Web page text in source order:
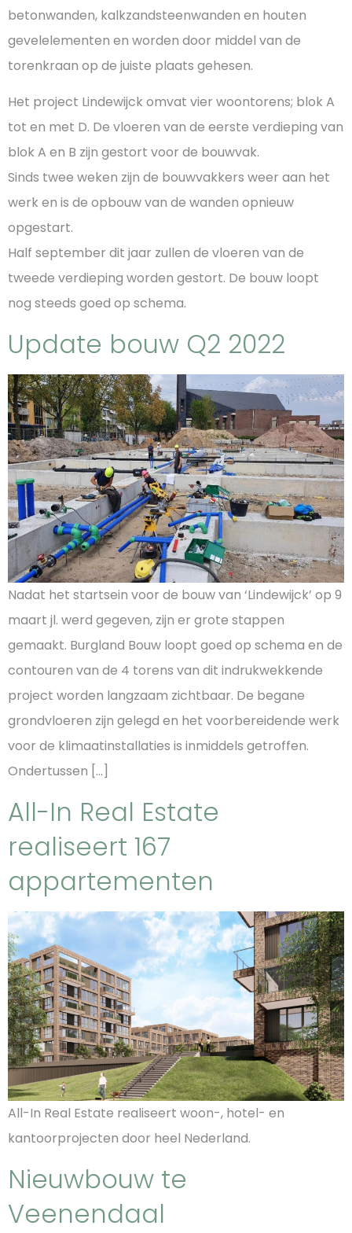
betonwanden, kalkzandsteenwanden en houten
gevelelementen en worden door middel van de
torenkraan op de juiste plaats gehesen.
Het project Lindewijck omvat vier woontorens; blok A
tot en met D. De vloeren van de eerste verdieping van
blok A en B zijn gestort voor de bouwvak.
Sinds twee weken zijn de bouwvakkers weer aan het
werk en is de opbouw van de wanden opnieuw
opgestart.
Half september dit jaar zullen de vloeren van de
tweede verdieping worden gestort. De bouw loopt
nog steeds goed op schema.
Update bouw Q2 2022
Nadat het startsein voor de bouw van ‘Lindewijck’ op 9
maart jl. werd gegeven, zijn er grote stappen
gemaakt. Burgland Bouw loopt goed op schema en de
contouren van de 4 torens van dit indrukwekkende
project worden langzaam zichtbaar. De begane
grondvloeren zijn gelegd en het voorbereidende werk
voor de klimaatinstallaties is inmiddels getroffen.
Ondertussen […]
All-In Real Estate
realiseert 167
appartementen
All-In Real Estate realiseert woon-, hotel- en
kantoorprojecten door heel Nederland.
Nieuwbouw te
Veenendaal